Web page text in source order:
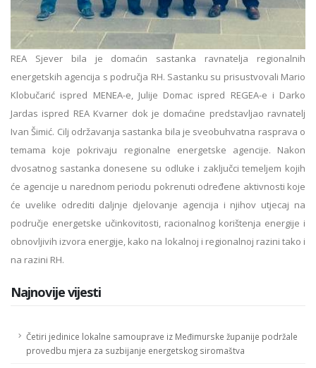
REA Sjever bila je domaćin sastanka ravnatelja regionalnih
energetskih agencija s područja RH. Sastanku su prisustvovali Mario
Klobučarić ispred MENEA-e, Julije Domac ispred REGEA-e i Darko
Jardas ispred REA Kvarner dok je domaćine predstavljao ravnatelj
Ivan Šimić. Cilj održavanja sastanka bila je sveobuhvatna rasprava o
temama koje pokrivaju regionalne energetske agencije. Nakon
dvosatnog sastanka donesene su odluke i zaključci temeljem kojih
će agencije u narednom periodu pokrenuti određene aktivnosti koje
će uvelike odrediti daljnje djelovanje agencija i njihov utjecaj na
područje energetske učinkovitosti, racionalnog korištenja energije i
obnovljivih izvora energije, kako na lokalnoj i regionalnoj razini tako i
na razini RH.
Najnovije vijesti
Četiri jedinice lokalne samouprave iz Međimurske županije podržale
provedbu mjera za suzbijanje energetskog siromaštva